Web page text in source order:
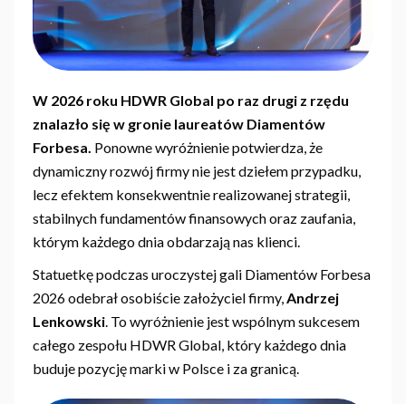
W 2026 roku HDWR Global po raz drugi z rzędu
znalazło się w gronie laureatów Diamentów
Forbesa. Ponowne wyróżnienie potwierdza, że
dynamiczny rozwój firmy nie jest dziełem przypadku,
lecz efektem konsekwentnie realizowanej strategii,
stabilnych fundamentów finansowych oraz zaufania,
którym każdego dnia obdarzają nas klienci.
Statuetkę podczas uroczystej gali Diamentów Forbesa
2026 odebrał osobiście założyciel firmy, Andrzej
Lenkowski . To wyróżnienie jest wspólnym sukcesem
całego zespołu HDWR Global, który każdego dnia
buduje pozycję marki w Polsce i za granicą.